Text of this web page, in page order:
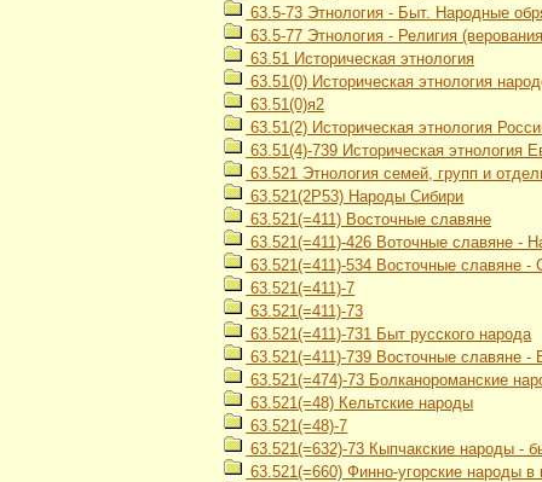
63.5-73 Этнология - Быт. Народные
63.5-77 Этнология - Религия
63.51 Историческая этнология
63.51(0) Историческая этнология
63.51(0)я2
63.51(2) Историческая этнология
63.51(4)-739 Историческая
63.521 Этнология семей, групп и
63.521(2Р53) Народы Сибири
63.521(=411) Восточные славяне
63.521(=411)-426 Воточные славяне -
63.521(=411)-534 Восточные славяне
63.521(=411)-7
63.521(=411)-73
63.521(=411)-731 Быт русского народа
63.521(=411)-739 Восточные славяне
63.521(=474)-73 Болканороманские
63.521(=48) Кельтские народы
63.521(=48)-7
63.521(=632)-73 Кыпчакские народы -
63.521(=660) Финно-угорские народы в